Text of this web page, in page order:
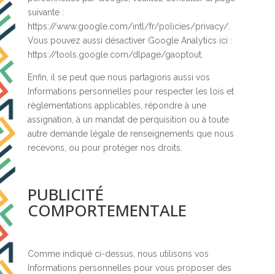
suivante :
https://www.google.com/intl/fr/policies/privacy/.
Vous pouvez aussi désactiver Google Analytics ici :
https://tools.google.com/dlpage/gaoptout.
Enfin, il se peut que nous partagions aussi vos
Informations personnelles pour respecter les lois et
règlementations applicables, répondre à une
assignation, à un mandat de perquisition ou à toute
autre demande légale de renseignements que nous
recevons, ou pour protéger nos droits.
PUBLICITÉ
COMPORTEMENTALE
Comme indiqué ci-dessus, nous utilisons vos
Informations personnelles pour vous proposer des